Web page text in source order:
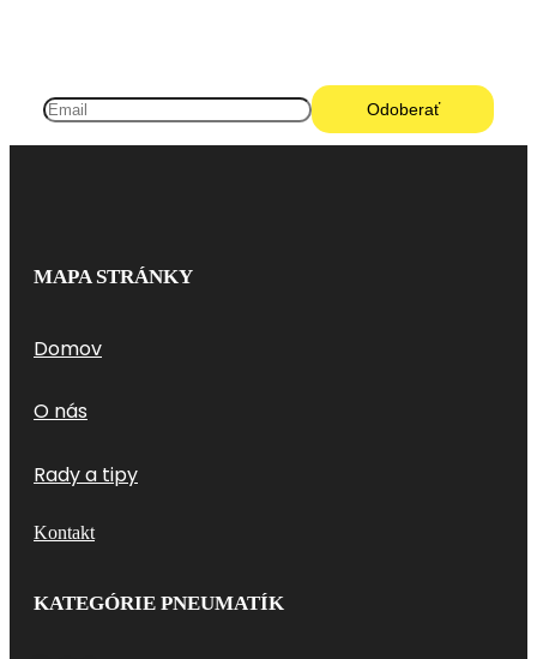
MAPA STRÁNKY
Domov
O nás
Rady a tipy
Kontakt
KATEGÓRIE PNEUMATÍK